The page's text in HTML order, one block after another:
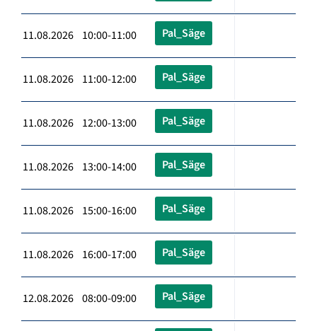
11.08.2026 10:00-11:00 Pal_Säge
11.08.2026 11:00-12:00 Pal_Säge
11.08.2026 12:00-13:00 Pal_Säge
11.08.2026 13:00-14:00 Pal_Säge
11.08.2026 15:00-16:00 Pal_Säge
11.08.2026 16:00-17:00 Pal_Säge
12.08.2026 08:00-09:00 Pal_Säge